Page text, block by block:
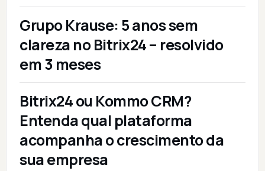
Grupo Krause: 5 anos sem
clareza no Bitrix24 – resolvido
em 3 meses
Bitrix24 ou Kommo CRM?
Entenda qual plataforma
acompanha o crescimento da
sua empresa